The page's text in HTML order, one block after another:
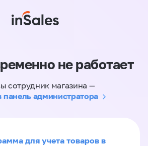
не работает
сотрудник магазина —
панель администратора
для учета товаров в